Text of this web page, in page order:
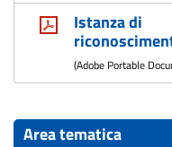
Istanza di
(Adobe Portable
Area tematica